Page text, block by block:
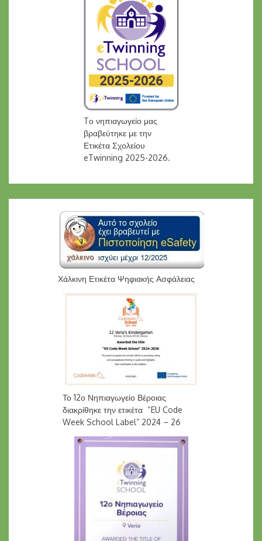
Tο νηπιαγωγείο μας
βραβεύτηκε με την
Ετικέτα Σχολείου
eTwinning 2025-2026.
Χάλκινη Ετικέτα Ψηφιακής Ασφάλειας
Το 12ο Νηπιαγωγείο Βέροιας
διακρίθηκε την ετικέτα “EU Code
Week School Label” 2024 – 26